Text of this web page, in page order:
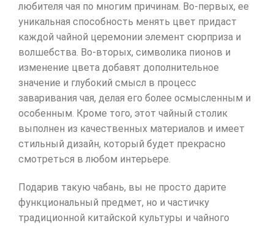
любителя чая по многим причинам. Во-первых, ее
уникальная способность менять цвет придаст
каждой чайной церемонии элемент сюрприза и
волшебства. Во-вторых, символика пионов и
изменение цвета добавят дополнительное
значение и глубокий смысл в процесс
заваривания чая, делая его более осмысленным и
особенным. Кроме того, этот чайный столик
выполнен из качественных материалов и имеет
стильный дизайн, который будет прекрасно
смотреться в любом интерьере.
Подарив такую чабань, вы не просто дарите
функциональный предмет, но и частичку
традиционной китайской культуры и чайного